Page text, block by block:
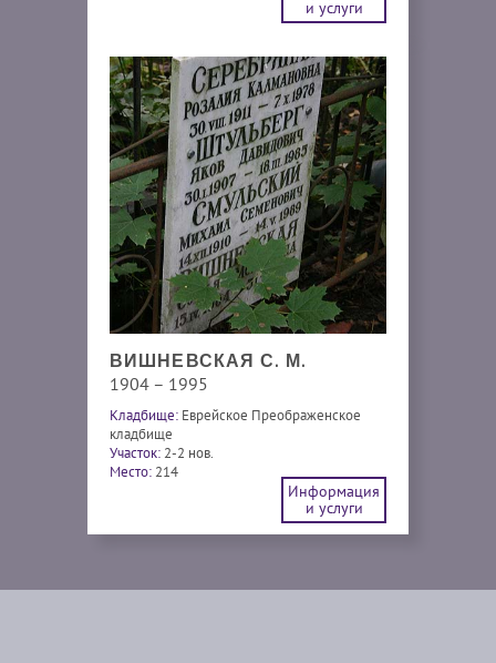
и услуги
ВИШНЕВСКАЯ С. М.
1904 – 1995
Кладбище: Еврейское Преображенское
кладбище
Участок: 2-2 нов.
Место: 214
Информация
и услуги